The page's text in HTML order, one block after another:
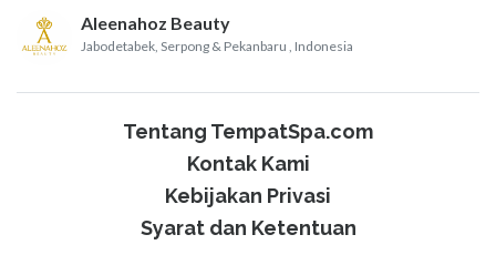
Aleenahoz Beauty
Jabodetabek, Serpong & Pekanbaru , Indonesia
Tentang TempatSpa.com
Kontak Kami
Kebijakan Privasi
Syarat dan Ketentuan